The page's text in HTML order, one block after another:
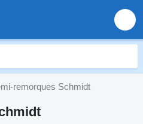
remorques Schmidt